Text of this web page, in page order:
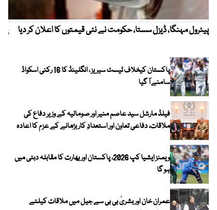
پیٹرول مہنگا، ڈیزل سستا، حکومت نے نئی قیمتوں کا اعلان کر دیا
پاکستان کیخلاف ٹیسٹ سیریز ، انگلینڈ کا 16 رکنی اسکواڈ
سامنے آ گیا
فیلڈ مارشل سید عاصم منیر اور صومالیہ کے وزیر دفاع کی
ملاقات، دفاعی تعاون اور استعدادِ کار بڑھانے کے عزم کا اعادہ
ویمنز ایشیا کپ 2026، پاکستان اور بھارت کا مقابلہ دبئی میں
ہو گا
عمران خان اور بشریٰ بی بی سے جیل میں ملاقات کیلئے